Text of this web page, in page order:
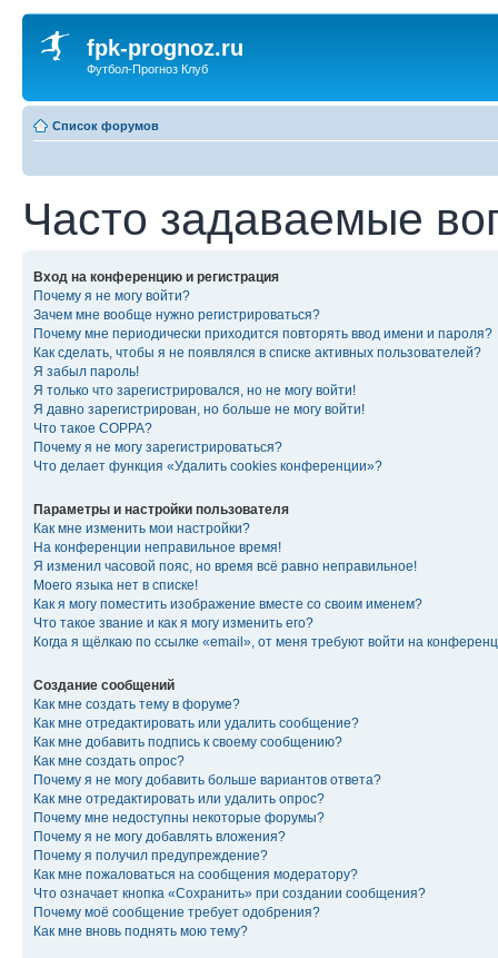
fpk-prognoz.ru
Футбол-Прогноз Клуб
Список форумов
Часто задаваемые
Вход на конференцию и регистрация
Почему я не могу войти?
Зачем мне вообще нужно регистрироваться?
Почему мне периодически приходится повторять ввод имени и пароля?
Как сделать, чтобы я не появлялся в списке активных пользователей?
Я забыл пароль!
Я только что зарегистрировался, но не могу войти!
Я давно зарегистрирован, но больше не могу войти!
Что такое COPPA?
Почему я не могу зарегистрироваться?
Что делает функция «Удалить cookies конференции»?
Параметры и настройки пользователя
Как мне изменить мои настройки?
На конференции неправильное время!
Я изменил часовой пояс, но время всё равно неправильное!
Моего языка нет в списке!
Как я могу поместить изображение вместе со своим именем?
Что такое звание и как я могу изменить его?
Когда я щёлкаю по ссылке «email», от меня требуют войти на
Создание сообщений
Как мне создать тему в форуме?
Как мне отредактировать или удалить сообщение?
Как мне добавить подпись к своему сообщению?
Как мне создать опрос?
Почему я не могу добавить больше вариантов ответа?
Как мне отредактировать или удалить опрос?
Почему мне недоступны некоторые форумы?
Почему я не могу добавлять вложения?
Почему я получил предупреждение?
Как мне пожаловаться на сообщения модератору?
Что означает кнопка «Сохранить» при создании сообщения?
Почему моё сообщение требует одобрения?
Как мне вновь поднять мою тему?